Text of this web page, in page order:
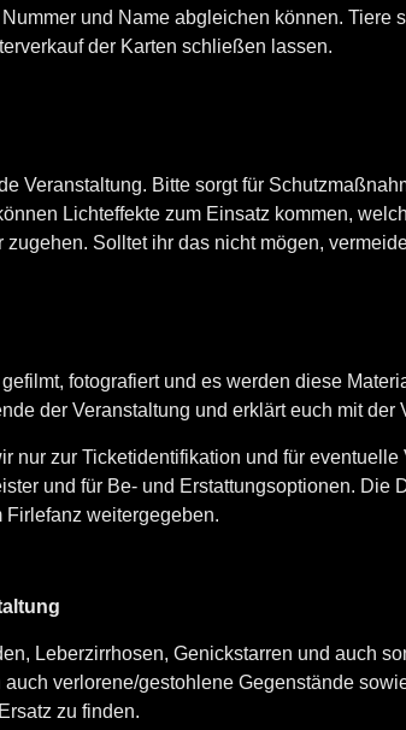
und Name abgleichen können.
der Karten schließen lassen.
Veranstaltung. Bitte sorgt für
Lichteffekte zum Einsatz kommen,
zugehen. Solltet ihr das nicht mögen,
fotografiert und es werden diese
der Veranstaltung und erklärt euch mit der
nur zur Ticketidentifikation und für
und für Be- und Erstattungsoptionen. Die
Firlefanz weitergegeben.
Leberzirrhosen, Genickstarren und auch
verlorene/gestohlene Gegenstände
zu finden.